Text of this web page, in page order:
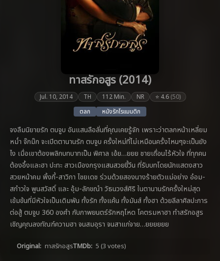
ทาสรักอสูร (2014)
Jul. 10, 2014 TH 112 Min. NR ⭐ 4.6 (50)
ตลก
หนังรักโรแมนติก
จงลืมนิยายรัก ตบจูบ อันแสนลือลั่นที่คุณเคยรู้จัก เพราะว่าตลกหน้าเหลี่ยม
หม่ำ จ๊กม๊ก จะเปิดตานานรัก ตบจูบ ครั้งใหม่ที่ไม่เหมือนครั้งไหนๆจะเป็นยัง
ไง เมื่อเขาต้องพลิกบทบาทเป็น พิศาล เอ้ย…ยยย ชายเถื่อนไร้หัวใจ ที่ทุกคน
ต้องอึ้งและฮา ปะทะ สาวเมืองกรุงแสนสวยขี้วีน ที่รับบทโดยนักแสดงสาว
สวยหน้าคม พิ้งกี้-สาวิกา ไชยเดช ร่วมด้วยสองนางร้ายตัวแม่อย่าง อ๋อม-
สกำวใจ พูนสวัสดิ์ และ อุ้ม-ลักขณำ วัธนวงส์ศิริ ในตานานรักครั้งใหม่สุด
เข้มข้นที่มีหัวใจเป็นเดิมพัน ทั้งรัก ทั้งแค้น ทั้งมันส์ ทั้งฮา ด้วยลีลาศิลปะการ
ต่อสู้ ตบจูบ 360 องศำ กับภาพยนตร์รักหฤโหด โคตรมหาฮา ทำสรักอสูร
เชิญคุณลงทัณฑ์ความฮา จนสมอุรา จนสาแก่จาย…ยยยยยย
Original: ทาสรักอสูรTMDb: 5 (3 votes)